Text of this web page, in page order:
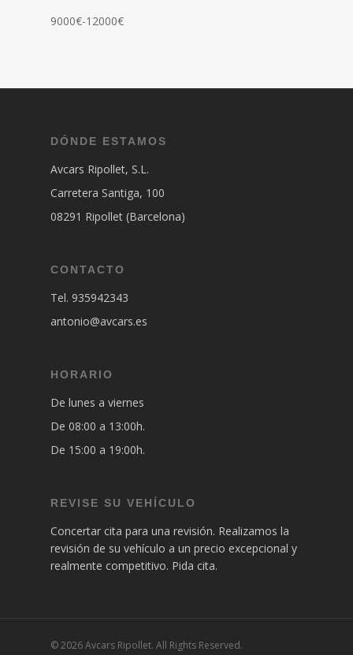
9000€-12000€
DÓNDE ESTAMOS
Avcars Ripollet, S.L.
Carretera Santiga, 100
08291 Ripollet (Barcelona)
CONTACTO
Tel. 935942343
antonio@avcars.es
HORARIO
De lunes a viernes
De 08:00 a 13:00h.
De 15:00 a 19:00h.
REVISE SU VEHÍCULO
Concertar cita para una revisión. Realizamos la
revisión de su vehículo a un precio excepcional y
realmente competitivo. Pida cita.
© 2026 Avcars Ripollet. All Rights Reserved.